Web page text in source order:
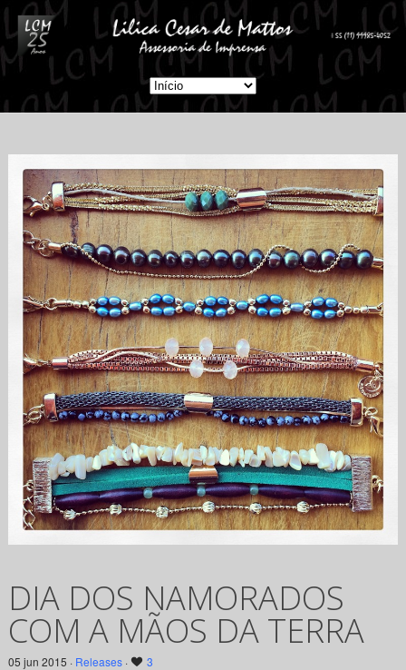
DIA DOS NAMORADOS
COM A MÃOS DA TERRA
05 jun 2015 · Releases· 3